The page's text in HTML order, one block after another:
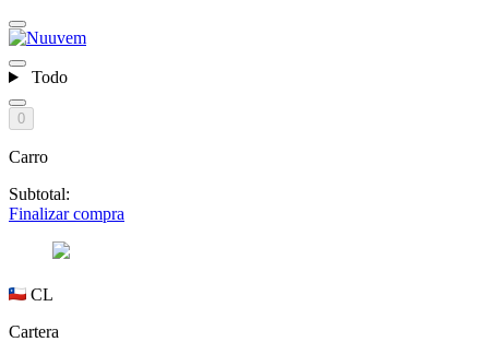
Todo
0
Carro
Subtotal:
Finalizar compra
CL
Cartera